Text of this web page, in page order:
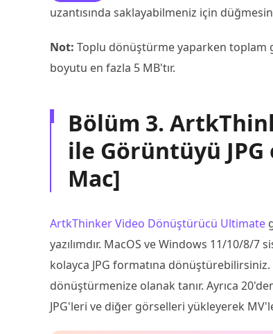
uzantısında saklayabilmeniz için
Not: Toplu dönüştürme yaparken toplam
boyutu en fazla 5 MB'tır.
Bölüm 3.
ile Görüntüyü
Mac]
ArtkThinker Video Dönüştürücü Ultimate
yazılımdır. MacOS ve Windows 11/10/8/
kolayca JPG formatına
dönüştürmenize olanak tanır. Ayrıca
JPG'leri ve diğer görselleri yükleyerek